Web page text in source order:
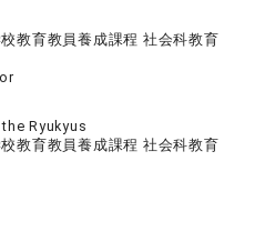
教育教員養成課程 社会科教育
Ryukyus
教育教員養成課程 社会科教育